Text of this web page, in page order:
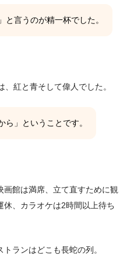
と言うのが精一杯でした。
紅と青そして偉人でした。
ら」ということです。
館は満席、立て直すために観
休、カラオケは2時間以上待ち
ランはどこも長蛇の列。